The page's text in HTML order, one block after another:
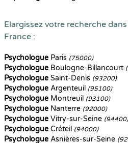
Elargissez votre recherche
France :
Psychologue Paris (75000)
Psychologue Boulogne-Billancourt
Psychologue Saint-Denis (93200)
Psychologue Argenteuil (95100)
Psychologue Montreuil (93100)
Psychologue Nanterre (92000)
Psychologue Vitry-sur-Seine (94400)
Psychologue Créteil (94000)
Psychologue Asnières-sur-Seine